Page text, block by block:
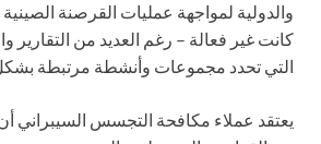
والدولية لمواجهة عمليات القرصنة
كانت غير فعالة – رغم العديد من التقارير
التي تحدد مجموعات وأنشطة مرتبطة
يعتقد عملاء مكافحة التجسس السيبراني